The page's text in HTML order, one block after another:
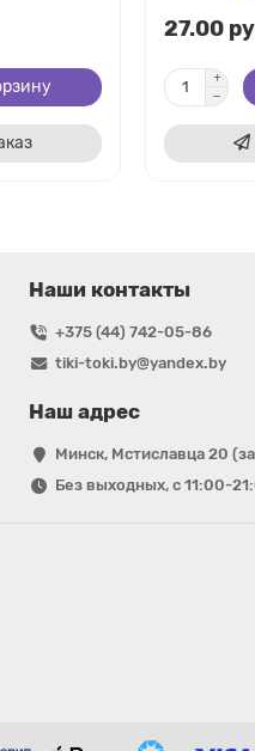
27.00
Наши контакты
+375 (44) 742-05-86
tiki-toki.by@yandex.by
Наш адрес
Минск, Мстиславца 20 (за
Без выходных, с 11:00-